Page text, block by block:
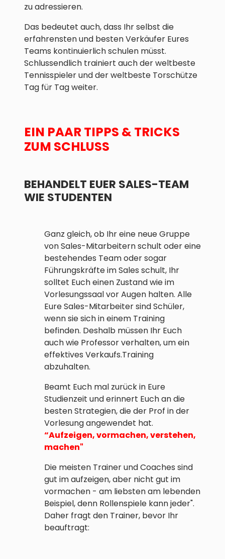
zu adressieren.
Das bedeutet auch, dass Ihr selbst die
erfahrensten und besten Verkäufer Eures
Teams kontinuierlich schulen müsst.
Schlussendlich trainiert auch der weltbeste
Tennisspieler und der weltbeste Torschütze
Tag für Tag weiter.
EIN PAAR TIPPS & TRICKS
ZUM SCHLUSS
BEHANDELT EUER SALES-TEAM
WIE STUDENTEN
Ganz gleich, ob Ihr eine neue Gruppe
von Sales-Mitarbeitern schult oder eine
bestehendes Team oder sogar
Führungskräfte im Sales schult, Ihr
solltet Euch einen Zustand wie im
Vorlesungssaal vor Augen halten. Alle
Eure Sales-Mitarbeiter sind Schüler,
wenn sie sich in einem Training
befinden. Deshalb müssen Ihr Euch
auch wie Professor verhalten, um ein
effektives Verkaufs.Training
abzuhalten.
Beamt Euch mal zurück in Eure
Studienzeit und erinnert Euch an die
besten Strategien, die der Prof in der
Vorlesung angewendet hat.
“Aufzeigen, vormachen, verstehen,
machen"
Die meisten Trainer und Coaches sind
gut im aufzeigen, aber nicht gut im
vormachen - am liebsten am lebenden
Beispiel, denn Rollenspiele kann jeder".
Daher fragt den Trainer, bevor Ihr
beauftragt: